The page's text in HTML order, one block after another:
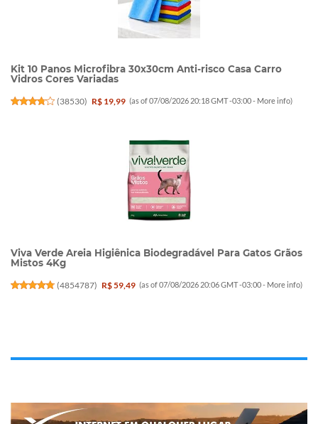
Kit 10 Panos Microfibra 30x30cm Anti-risco Casa Carro
Vidros Cores Variadas
(38530) R$ 19,99 (as of 07/08/2026 20:18 GMT -03:00 - More info)
Viva Verde Areia Higiênica Biodegradável Para Gatos Grãos
Mistos 4Kg
(4854787) R$ 59,49 (as of 07/08/2026 20:06 GMT -03:00 - More info)